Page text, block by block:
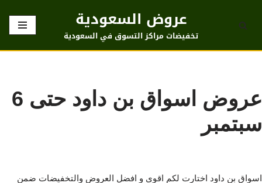
تخطى
عروض السعودية
تخفيضات مراكز التسوق في السعودية
عروض اسواق بن داود حتى 6
سبتمبر
اسواق بن داود اختارت لكم اقوى و افضل العروض والتخفيضات ضمن